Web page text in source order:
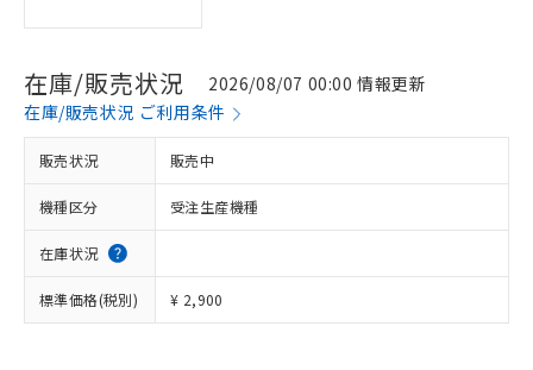
在庫/販売状況
2026/08/07 00:00 情報更新
在庫/販売状況 ご利用条件
販売状況 販売中
機種区分 受注生産機種
在庫状況
標準価格(税別) ¥ 2,900